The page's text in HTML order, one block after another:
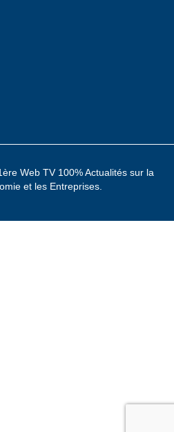
Web TV 100% Actualités sur la
et les Entreprises.